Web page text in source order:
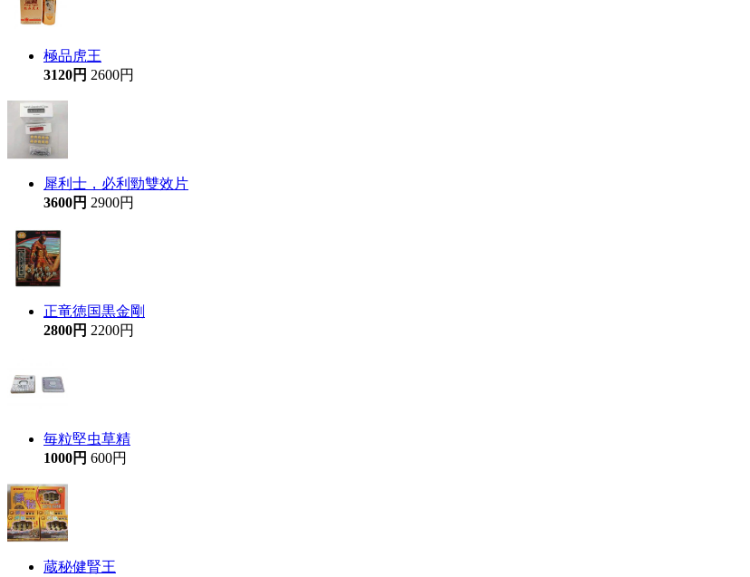
極品虎王
3120円 2600円
犀利士，必利勁雙效片
3600円 2900円
正竜徳国黒金剛
2800円 2200円
毎粒堅虫草精
1000円 600円
蔵秘健腎王